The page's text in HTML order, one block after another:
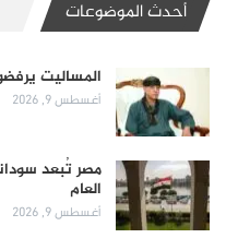
أحدث الموضوعات
المساليت
أغسطس 9, 2026
مصر تُبعد
العام
أغسطس 9, 2026